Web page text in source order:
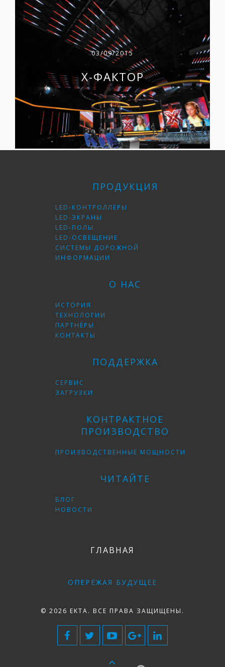
03/09/2015
Х-ФАКТОР
ПРОДУКЦИЯ
LED-КОНТРОЛЛЕРЫ
LED-ЭКРАНЫ
LED-ПОЛЫ
LED-ОСВЕЩЕНИЕ
СИСТЕМЫ ДОРОЖНОЙ
ИНФОРМАЦИИ
О НАС
ИСТОРИЯ
ТЕХНОЛОГИИ
ПАРТНЁРЫ
КОНТАКТЫ
ПОДДЕРЖКА
СЕРВИС
ЗАГРУЗКИ
КОНТРАКТНОЕ
ПРОИЗВОДСТВО
ПРОИЗВОДСТВЕННЫЕ МОЩНОСТИ
ЧИТАЙТЕ
БЛОГ
НОВОСТИ
ГЛАВНАЯ
ОПЕРЕЖАЯ БУДУЩЕЕ
© 2026 EKTA. ВСЕ ПРАВА ЗАЩИЩЕНЫ.